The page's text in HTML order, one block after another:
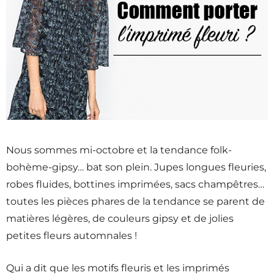
Nous sommes mi-octobre et la tendance folk-
bohème-gipsy… bat son plein. Jupes longues fleuries,
robes fluides, bottines imprimées, sacs champêtres…
toutes les pièces phares de la tendance se parent de
matières légères, de couleurs gipsy et de jolies
petites fleurs automnales !
Qui a dit que les motifs fleuris et les imprimés